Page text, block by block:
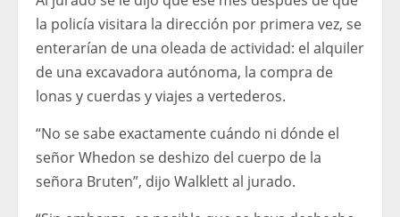
la policía visitara la dirección por primera vez, se
enterarían de una oleada de actividad: el alquiler
de una excavadora autónoma, la compra de
lonas y cuerdas y viajes a vertederos.
“No se sabe exactamente cuándo ni dónde el
señor Whedon se deshizo del cuerpo de la
señora Bruten”, dijo Walklett al jurado.